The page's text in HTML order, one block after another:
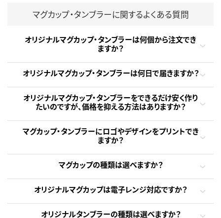
マグカップ・タンブラーに関するよくある質問
オリジナルマグカップ・タンブラーは何個から注文でき
ますか？
オリジナルマグカップ・タンブラーは何日で届きますか？
オリジナルマグカップ・タンブラーをできるだけ安く作り
たいのですが、価格を抑える方法はありますか？
マグカップ・タンブラーにロゴやデザインをプリントでき
ますか？
マグカップの種類は選べますか？
オリジナルマグカップは電子レンジ対応ですか？
オリジナルタンブラーの種類は選べますか？